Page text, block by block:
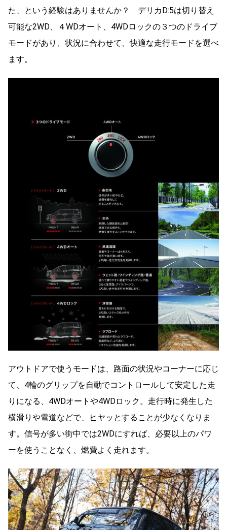
た、という経験はありませんか？ デリカD:5は切り替え
可能な2WD、４WDオート、4WDロックの３つのドライブ
モードがあり、状況に合わせて、快適な走行モードを選べ
ます。
アウトドアで使うモードは、路面の状況やコーナーに応じ
て、4輪のグリップを自動でコントロールして安定した走
りになる、4WDオートや4WDロック。走行時に発生した
横滑りや雪道などで、ヒヤッとすることが少なくなりま
す。信号が多い街中では2WDにすれば、必要以上のパワ
ーを使うことなく、燃費よく走れます。